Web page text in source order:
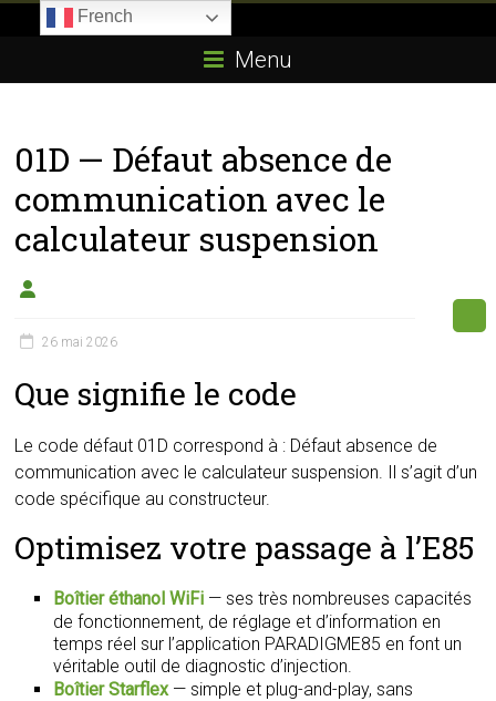
E85.com
passion
boîtier
éthanol
Menu
01D — Défaut absence de
communication avec le
calculateur suspension
26 mai 2026
Que signifie le code
Le code défaut 01D correspond à : Défaut absence de
communication avec le calculateur suspension. Il s’agit d’un
code spécifique au constructeur.
Optimisez votre passage à l’E85
Boîtier éthanol WiFi — ses très nombreuses capacités
de fonctionnement, de réglage et d’information en
temps réel sur l’application PARADIGME85 en font un
véritable outil de diagnostic d’injection.
Boîtier Starflex— simple et plug-and-play, sans
French